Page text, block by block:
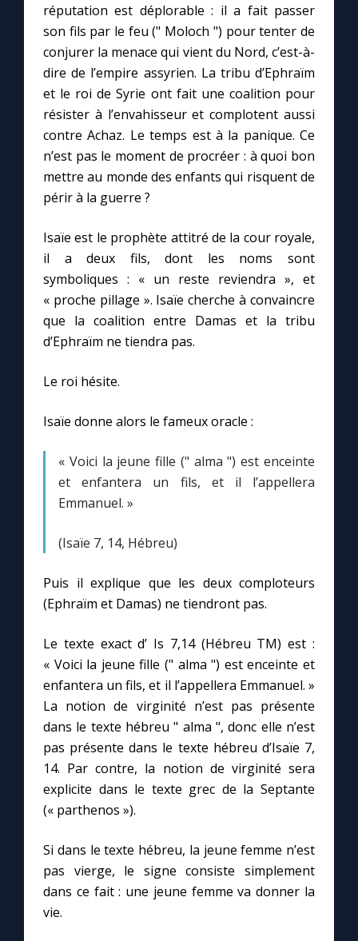
Me consacrer à Jésus par Marie
Mes intentions de prière
Une Minute avec Marie
Une neuvaine
1000 Raisons de Croire
Chapelet pour le monde
Contact
Faire un don
réputation est déplorable : il a fait passer
son fils par le feu (" Moloch ") pour tenter de
conjurer la menace qui vient du Nord, c’est-à-
dire de l’empire assyrien. La tribu d’Ephraïm
et le roi de Syrie ont fait une coalition pour
résister à l’envahisseur et complotent aussi
contre Achaz. Le temps est à la panique. Ce
n’est pas le moment de procréer : à quoi bon
mettre au monde des enfants qui risquent de
périr à la guerre ?
Isaïe est le prophète attitré de la cour royale,
il a deux fils, dont les noms sont
symboliques : « un reste reviendra », et
« proche pillage ». Isaïe cherche à convaincre
que la coalition entre Damas et la tribu
d’Ephraïm ne tiendra pas.
Le roi hésite.
Isaïe donne alors le fameux oracle :
« Voici la jeune fille (" alma ") est enceinte
et enfantera un fils, et il l’appellera
Emmanuel. »
(Isaïe 7, 14, Hébreu)
Puis il explique que les deux comploteurs
(Ephraïm et Damas) ne tiendront pas.
Le texte exact d’ Is 7,14 (Hébreu TM) est :
« Voici la jeune fille (" alma ") est enceinte et
enfantera un fils, et il l’appellera Emmanuel. »
La notion de virginité n’est pas présente
dans le texte hébreu " alma ", donc elle n’est
pas présente dans le texte hébreu d’Isaïe 7,
14. Par contre, la notion de virginité sera
explicite dans le texte grec de la Septante
(« parthenos »).
Si dans le texte hébreu, la jeune femme n’est
pas vierge, le signe consiste simplement
dans ce fait : une jeune femme va donner la
vie.